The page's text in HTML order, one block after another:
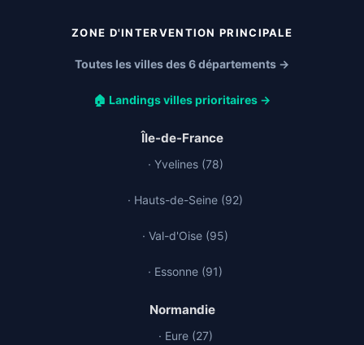
ZONE D'INTERVENTION PRINCIPALE
Toutes les villes des 6 départements →
🏠 Landings villes prioritaires →
Île-de-France
· Yvelines (78)
· Hauts-de-Seine (92)
· Val-d'Oise (95)
· Essonne (91)
Normandie
· Eure (27)